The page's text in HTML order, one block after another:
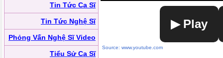
Tin Tức Ca Sĩ
Tin Tức Nghệ Sĩ
Phỏng Vấn Nghệ Sĩ Video
Tiểu Sử Ca Sĩ
▶ Play
Source: www.youtube.com